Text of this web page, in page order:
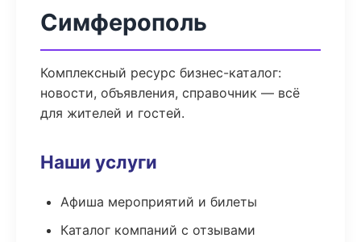
Симферополь
Комплексный ресурс бизнес-каталог:
новости, объявления, справочник — всё
для жителей и гостей.
Наши услуги
Афиша мероприятий и билеты
Каталог компаний с отзывами